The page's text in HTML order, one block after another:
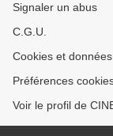
Signaler un abus
C.G.U.
Cookies et
Préférences
Voir le profil de